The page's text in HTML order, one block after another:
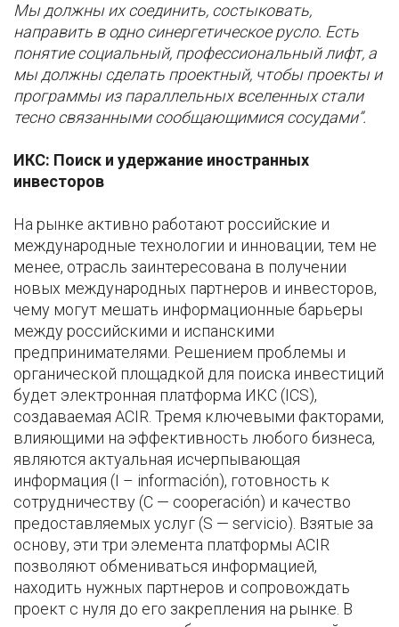
Мы должны их соединить, состыковать,
направить в одно синергетическое русло. Есть
понятие социальный, профессиональный лифт, а
мы должны сделать проектный, чтобы проекты и
программы из параллельных вселенных стали
тесно связанными сообщающимися сосудами”.
ИКС: Поиск и удержание иностранных
инвесторов
На рынке активно работают российские и
международные технологии и инновации, тем не
менее, отрасль заинтересована в получении
новых международных партнеров и инвесторов,
чему могут мешать информационные барьеры
между российскими и испанскими
предпринимателями. Решением проблемы и
органической площадкой для поиска инвестиций
будет электронная платформа ИКС (ICS),
создаваемая ACIR. Тремя ключевыми факторами,
влияющими на эффективность любого бизнеса,
являются актуальная исчерпывающая
информация (I – información), готовность к
сотрудничеству (C — cooperación) и качество
предоставляемых услуг (S — servicio). Взятые за
основу, эти три элемента платформы ACIR
позволяют обмениваться информацией,
находить нужных партнеров и сопровождать
проект с нуля до его закрепления на рынке. В